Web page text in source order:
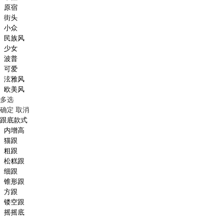
原宿
街头
小众
民族风
少女
波普
可爱
泫雅风
欧美风
多选
确定 取消
跟底款式
内增高
猫跟
粗跟
松糕跟
细跟
锥形跟
方跟
镂空跟
摇摇底